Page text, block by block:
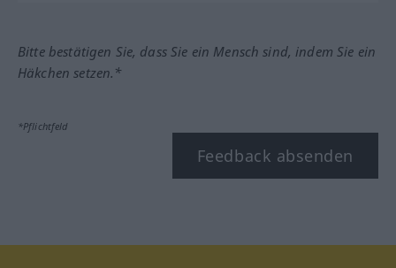
Bitte bestätigen Sie, dass Sie ein Mensch sind, indem Sie ein
Häkchen setzen.*
*Pflichtfeld
Feedback absenden